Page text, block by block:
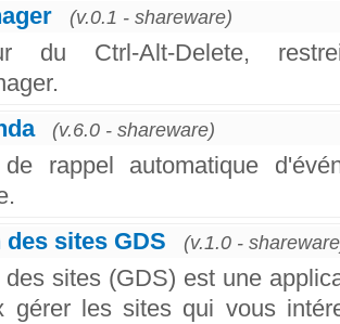
(v.0.1 - shareware)
du Ctrl-Alt-Delete,
(v.6.0 - shareware)
de rappel automatique
des sites GDS
(v.1.0 -
des sites (GDS) est une
gérer les sites qui vous